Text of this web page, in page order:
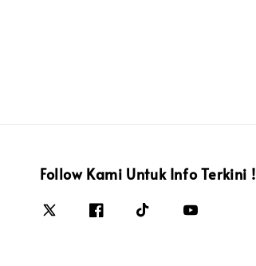
Follow Kami Untuk Info Terkini !